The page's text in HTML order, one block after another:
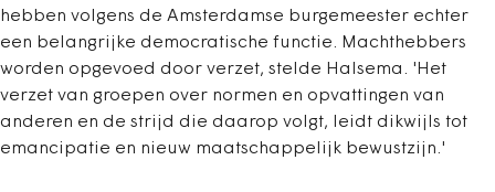
hebben volgens de Amsterdamse burgemeester echter
een belangrijke democratische functie. Machthebbers
worden opgevoed door verzet, stelde Halsema. 'Het
verzet van groepen over normen en opvattingen van
anderen en de strijd die daarop volgt, leidt dikwijls tot
emancipatie en nieuw maatschappelijk bewustzijn.'